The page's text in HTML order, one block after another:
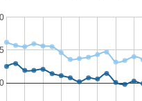
0
5